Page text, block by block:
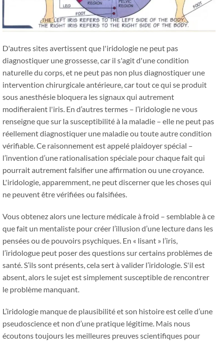
D'autres sites avertissent que l'iridologie ne peut pas
diagnostiquer une grossesse, car il s'agit d'une condition
naturelle du corps, et ne peut pas non plus diagnostiquer une
intervention chirurgicale antérieure, car tout ce qui se produit
sous anesthésie bloquera les signaux qui autrement
modifieraient l'iris. En d’autres termes – l’iridologie ne vous
renseigne que sur la susceptibilité à la maladie – elle ne peut pas
réellement diagnostiquer une maladie ou toute autre condition
vérifiable. Ce raisonnement est appelé plaidoyer spécial –
l’invention d’une rationalisation spéciale pour chaque fait qui
pourrait autrement falsifier une affirmation ou une croyance.
L'iridologie, apparemment, ne peut discerner que les choses qui
ne peuvent être vérifiées ou falsifiées.
Vous obtenez alors une lecture médicale à froid – semblable à ce
que fait un mentaliste pour créer l’illusion d’une lecture dans les
pensées ou de pouvoirs psychiques. En « lisant » l’iris,
l’iridologue peut poser des questions sur certains problèmes de
santé. S’ils sont présents, cela sert à valider l’iridologie. S'il est
absent, alors le sujet est simplement susceptible de rencontrer
le problème manquant.
L’iridologie manque de plausibilité et son histoire est celle d’une
pseudoscience et non d’une pratique légitime. Mais nous
écoutons toujours les meilleures preuves scientifiques pour